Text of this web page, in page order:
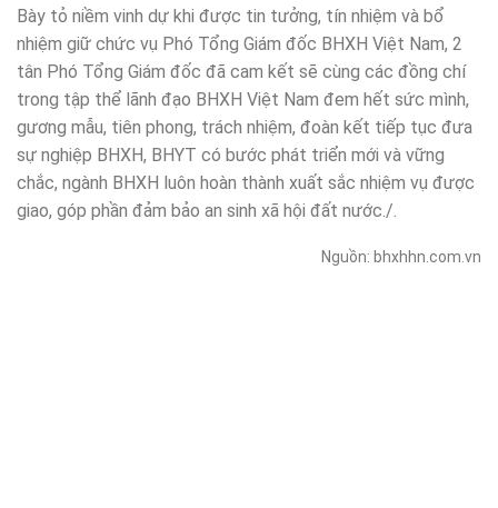
Bày tỏ niềm vinh dự khi được tin tưởng, tín nhiệm và bổ
nhiệm giữ chức vụ Phó Tổng Giám đốc BHXH Việt Nam, 2
tân Phó Tổng Giám đốc đã cam kết sẽ cùng các đồng chí
trong tập thể lãnh đạo BHXH Việt Nam đem hết sức mình,
gương mẫu, tiên phong, trách nhiệm, đoàn kết tiếp tục đưa
sự nghiệp BHXH, BHYT có bước phát triển mới và vững
chắc, ngành BHXH luôn hoàn thành xuất sắc nhiệm vụ được
giao, góp phần đảm bảo an sinh xã hội đất nước./.
Nguồn: bhxhhn.com.vn